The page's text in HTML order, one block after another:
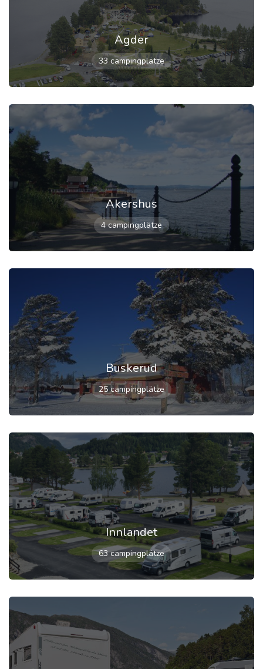
Agder
33 campingplätze
Akershus
4 campingplätze
Buskerud
25 campingplätze
Innlandet
63 campingplätze